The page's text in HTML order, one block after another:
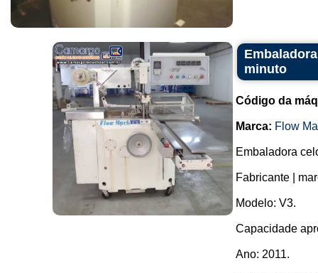
minuto
Código da
Marca: Flow
Embaladora
Fabricante |
Modelo: V3.
Capacidade
Ano: 2011.